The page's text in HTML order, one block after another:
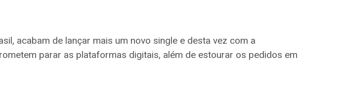
acabam de lançar mais um novo single e desta vez com a
parar as plataformas digitais, além de estourar os pedidos em